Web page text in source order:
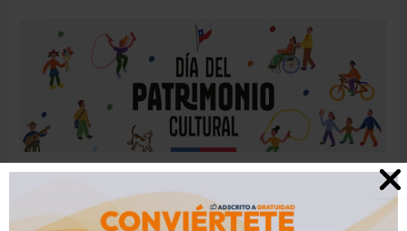
El Día del Patrimonio (actualmente celebrado en Chile
como el Día de los Patrimonios) es una de las
festividades culturales más importantes del país. Se